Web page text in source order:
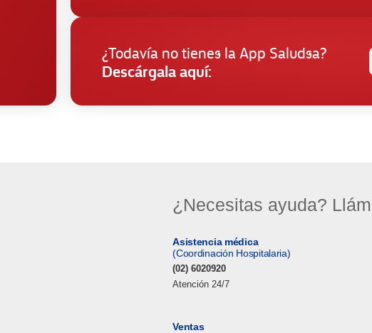
¿Todavía no tienes la App Saludsa?
Descárgala aquí:
¿Necesitas ayuda?
Asistencia médica
(Coordinación Hospitalaria)
(02) 6020920
Atención 24/7
Ventas